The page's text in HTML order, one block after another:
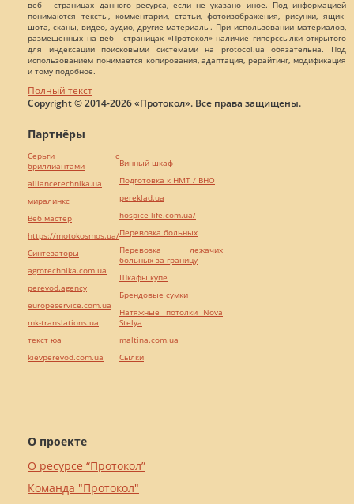
веб - страницах данного ресурса, если не указано иное. Под информацией
понимаются тексты, комментарии, статьи, фотоизображения, рисунки, ящик-
шота, сканы, видео, аудио, другие материалы. При использовании материалов,
размещенных на веб - страницах «Протокол» наличие гиперссылки открытого
для индексации поисковыми системами на protocol.ua обязательна. Под
использованием понимается копирования, адаптация, рерайтинг, модификация
и тому подобное.
Полный текст
Copyright © 2014-2026 «Протокол». Все права защищены.
О проекте
О ресурсе “Протокол”
Команда "Протокол"
Партнёры
Серьги с
бриллиантами
alliancetechnika.ua
миралинкс
Веб мастер
https://motokosmos.ua/
Синтезаторы
agrotechnika.com.ua
perevod.agency
europeservice.com.ua
mk-translations.ua
текст юа
kievperevod.com.ua
Винный шкаф
Подготовка к НМТ / ВНО
pereklad.ua
hospice-life.com.ua/
Перевозка больных
Перевозка лежачих
больных за границу
Шкафы купе
Брендовые сумки
Натяжные потолки Nova
Stelya
maltina.com.ua
Cылки